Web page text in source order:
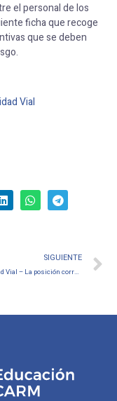
el personal de los
ficha que recoge
que se deben
Vial
SIGUIENTE
11. Seguridad Vial – La posición correcta (Ficha de la Tiza Segura)